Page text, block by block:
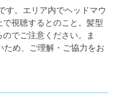
す。エリア内でヘッドマウ
視聴するとのこと。髪型
でご注意ください。ま
ため、ご理解・ご協力をお